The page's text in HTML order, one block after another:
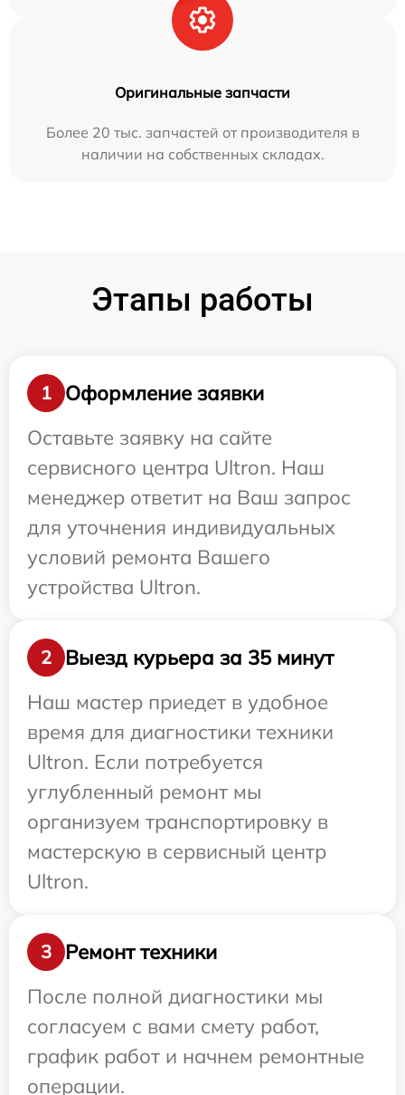
Оригинальные запчасти
Более 20 тыс. запчастей от производителя в
наличии на собственных складах.
Этапы работы
1
Оформление заявки
Оставьте заявку на сайте
сервисного центра Ultron. Наш
менеджер ответит на Ваш запрос
для уточнения индивидуальных
условий ремонта Вашего
устройства Ultron.
2
Выезд курьера за 35 минут
Наш мастер приедет в удобное
время для диагностики техники
Ultron. Если потребуется
углубленный ремонт мы
организуем транспортировку в
мастерскую в сервисный центр
Ultron.
3
Ремонт техники
После полной диагностики мы
согласуем с вами смету работ,
график работ и начнем ремонтные
операции.